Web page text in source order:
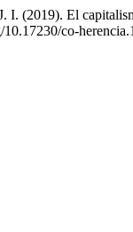
(2019). El
co-